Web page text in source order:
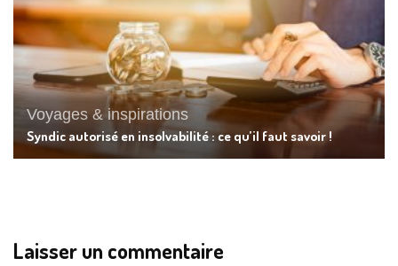
Voyages & inspirations
Syndic autorisé en insolvabilité : ce qu’il faut savoir !
Laisser un commentaire